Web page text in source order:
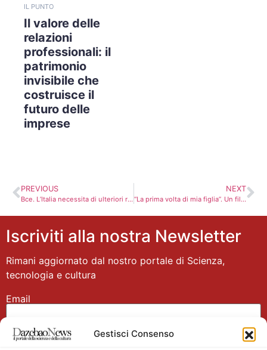
Gestisci Consenso
IL PUNTO
Il valore delle
relazioni
professionali: il
patrimonio
invisibile che
costruisce il
futuro delle
imprese
PREVIOUS
Bce. L’Italia necessita di ulteriori riforme per crescita
NEXT
“La prima volta di mia figlia”. Un film adatto al teatro. Recensione. Trailer
Iscriviti alla nostra Newsletter
Rimani aggiornato dal nostro portale di Scienza,
tecnologia e cultura
Email
Nome